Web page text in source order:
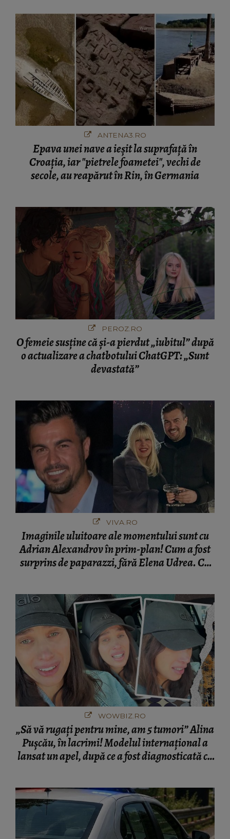
ANTENA3.RO
Epava unei nave a ieșit la suprafață în
Croația, iar "pietrele foametei", vechi de
secole, au reapărut în Rin, în Germania
PEROZ.RO
O femeie susține că și-a pierdut „iubitul” după
o actualizare a chatbotului ChatGPT: „Sunt
devastată”
VIVA.RO
Imaginile uluitoare ale momentului sunt cu
Adrian Alexandrov în prim-plan! Cum a fost
surprins de paparazzi, fără Elena Udrea. Cu
WOWBIZ.RO
„Să vă rugați pentru mine, am 5 tumori” Alina
Pușcău, în lacrimi! Modelul internațional a
lansat un apel, după ce a fost diagnosticată cu